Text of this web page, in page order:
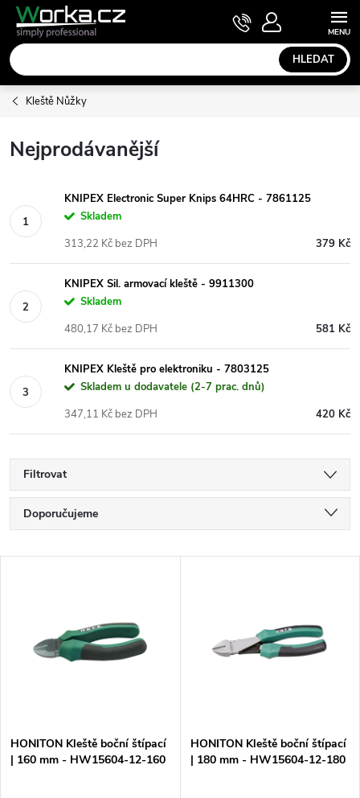
Přejít
obsah
HLEDAT
NÁKUPNÍ
KOŠÍK
Kleště Nůžky
Nejprodávanější
KNIPEX Electronic Super Knips 64HRC - 7861125
Skladem
379 Kč
313,22 Kč bez DPH
KNIPEX Sil. armovací kleště - 9911300
Skladem
581 Kč
480,17 Kč bez DPH
KNIPEX Kleště pro elektroniku - 7803125
Skladem u dodavatele (2-7 prac. dnů)
420 Kč
347,11 Kč bez DPH
Filtrovat
Ř
a
p
Doporučujeme
Abecedně
s
p
HONITON Kleště boční štípací
| 160 mm - HW15604-12-160
HONITON Kleště boční štípací
| 180 mm - HW15604-12-180